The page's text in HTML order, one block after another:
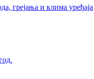
грејања и клима уређаја